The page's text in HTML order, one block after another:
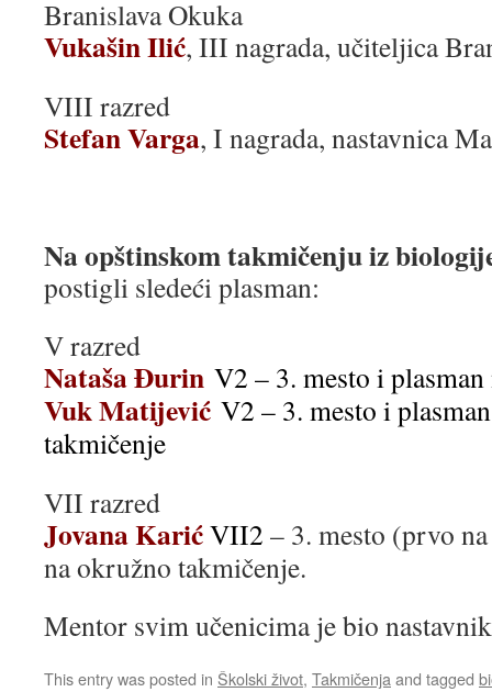
Branislava Okuka
Vukašin Ilić, III nagrada, učiteljica
VIII razred
Stefan Varga, I nagrada, nastavnica
Na opštinskom takmičenju iz
postigli sledeći plasman:
V razred
Nataša Đurin V2 – 3. mesto i
Vuk Matijević V2 – 3. mesto i
takmičenje
VII razred
Jovana KarićVII2 – 3. mesto (prvo
na okružno takmičenje.
Mentor svim učenicima je bio
This entry was posted in Školski život, Takmičenja and tagged